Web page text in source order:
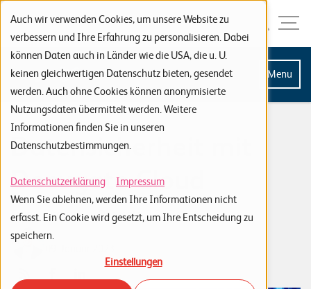
Auch wir verwenden Cookies, um unsere Website zu
verbessern und Ihre Erfahrung zu personalisieren. Dabei
können Daten auch in Länder wie die USA, die u. U.
keinen gleichwertigen Datenschutz bieten, gesendet
werden. Auch ohne Cookies können anonymisierte
Nutzungsdaten übermittelt werden. Weitere
Informationen finden Sie in unseren
Datenschutzbestimmungen.
Datenschutzerklärung
Impressum
Wenn Sie ablehnen, werden Ihre Informationen nicht
erfasst. Ein Cookie wird gesetzt, um Ihre Entscheidung zu
speichern.
Einstellungen
Zur Navigation
Zur Suche
Zum Inhalt
Menu
S
t
a
e
i
Menu
Datensicherheit mit
Docugate Cloud
Tags: Security
Docugate CLOUD
Markus Estermann